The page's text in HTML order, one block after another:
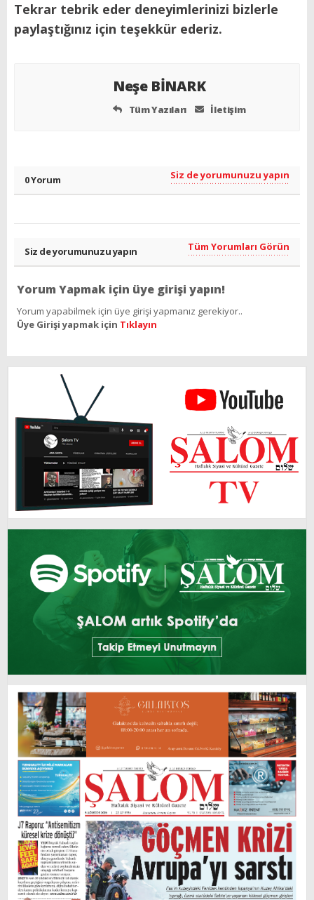
Tekrar tebrik eder deneyimlerinizi bizlerle
paylaştığınız için teşekkür ederiz.
Neşe BİNARK
Tüm Yazıları İletişim
0 Yorum Siz de yorumunuzu yapın
Siz de yorumunuzu yapın Tüm Yorumları Görün
Yorum Yapmak için üye girişi yapın!
Yorum yapabilmek için üye girişi yapmanız gerekiyor..
Üye Girişi yapmak için Tıklayın